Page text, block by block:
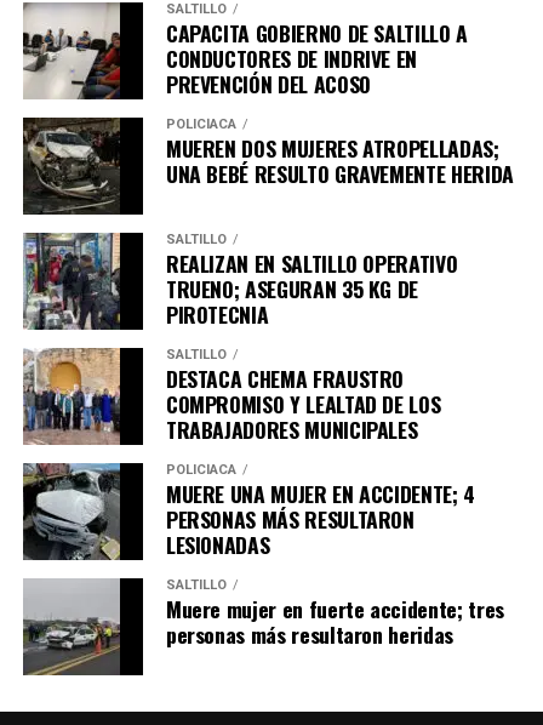
SALTILLO
CAPACITA GOBIERNO DE SALTILLO A
CONDUCTORES DE INDRIVE EN
PREVENCIÓN DEL ACOSO
POLICÍACA
MUEREN DOS MUJERES ATROPELLADAS;
UNA BEBÉ RESULTO GRAVEMENTE HERIDA
SALTILLO
REALIZAN EN SALTILLO OPERATIVO
TRUENO; ASEGURAN 35 KG DE
PIROTECNIA
SALTILLO
DESTACA CHEMA FRAUSTRO
COMPROMISO Y LEALTAD DE LOS
TRABAJADORES MUNICIPALES
POLICÍACA
MUERE UNA MUJER EN ACCIDENTE; 4
PERSONAS MÁS RESULTARON
LESIONADAS
SALTILLO
Muere mujer en fuerte accidente; tres
personas más resultaron heridas